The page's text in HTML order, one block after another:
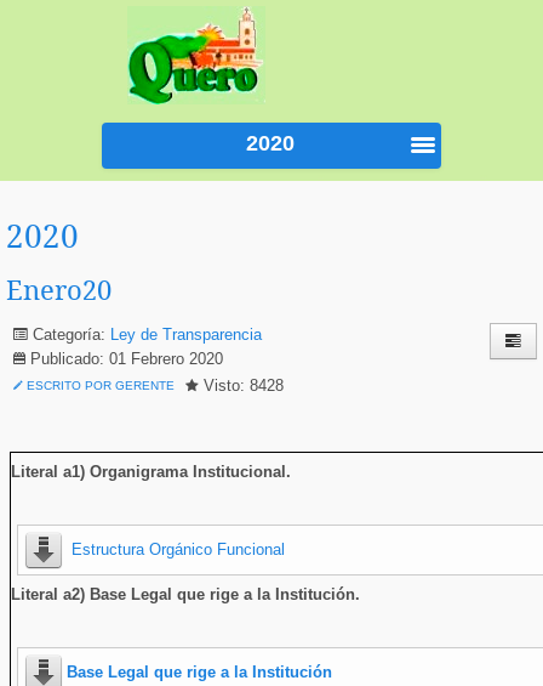
2020
2020
Enero20
Categoría: Ley de Transparencia
Publicado: 01 Febrero 2020
ESCRITO POR GERENTE Visto: 8428
Literal a1) Organigrama Institucional .
Estructura Orgánico Funcional
Literal a2) Base Legal que rige a la Institución.
Base Legal que rige a la Institución